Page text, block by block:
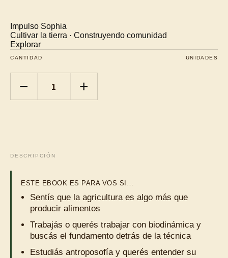
Impulso Sophia
Cultivar la tierra · Construyendo comunidad
Explorar
CANTIDAD UNIDADES
− +
DESCRIPCIÓN
ESTE EBOOK ES PARA VOS SI…
Sentís que la agricultura es algo más que
producir alimentos
Trabajás o querés trabajar con biodinámica y
buscás el fundamento detrás de la técnica
Estudiás antroposofía y querés entender su